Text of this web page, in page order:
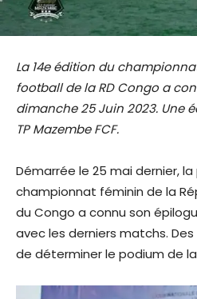
La 14e édition du
football de la RD Congo a
dimanche 25 Juin 2023. Une
TP Mazembe FCF.
Démarrée le 25 mai dernier,
championnat féminin de la
du Congo a connu son
avec les derniers matchs.
de déterminer le podium de